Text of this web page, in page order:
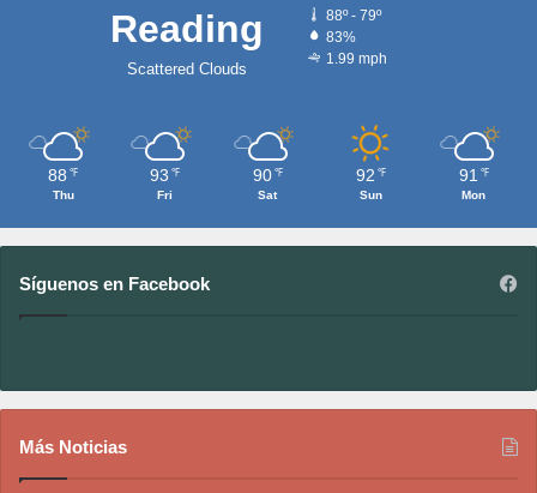
Reading
Scattered Clouds
88º - 79º
83%
1.99 mph
88 ℉
Thu
93 ℉
Fri
90 ℉
Sat
92 ℉
Sun
91 ℉
Mon
Síguenos en Facebook
Más Noticias